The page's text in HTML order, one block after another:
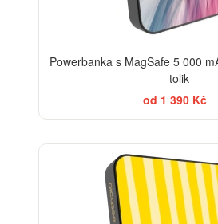
Powerbanka s MagSafe 5 000
tolik
od 1 390 Kč